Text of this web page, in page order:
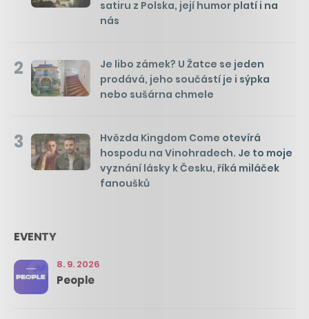
satiru z Polska, její humor platí i na
nás
2
Je libo zámek? U Žatce se jeden
prodává, jeho součástí je i sýpka
nebo sušárna chmele
3
Hvězda Kingdom Come otevírá
hospodu na Vinohradech. Je to moje
vyznání lásky k Česku, říká miláček
fanoušků
EVENTY
8. 9. 2026
People